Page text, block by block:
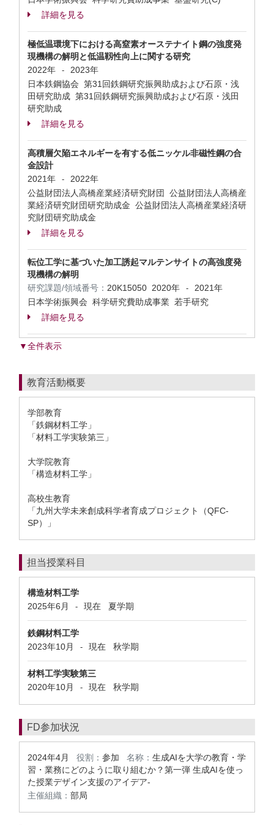
詳細を見る
極低温環境下における高窒素オーステナイト鋼の強度発
現機構の解明と低温靱性向上に関する研究
2022年
-
2023年
日本鉄鋼協会 第31回鉄鋼研究振興助成および石原・浅
田研究助成 第31回鉄鋼研究振興助成および石原・浅田
研究助成
詳細を見る
高積層欠陥エネルギーを有する低ニッケル非磁性鋼の合
金設計
2021年
-
2022年
公益財団法人高橋産業経済研究財団 公益財団法人高橋産
業経済研究財団研究助成金 公益財団法人高橋産業経済研
究財団研究助成金
詳細を見る
転位工学に基づいた加工誘起マルテンサイトの高強度発
現機構の解明
研究課題/領域番号： 20K15050 2020年 -
2021年
日本学術振興会 科学研究費助成事業 若手研究
詳細を見る
▼全件表示
教育活動概要
学部教育
「鉄鋼材料工学」
「材料工学実験第三」
大学院教育
「構造材料工学」
高校生教育
「九州大学未来創成科学者育成プロジェクト（QFC-
SP）」
担当授業科目
構造材料工学
2025年6月
- 現在 夏学期
鉄鋼材料工学
2023年10月
- 現在 秋学期
材料工学実験第三
2020年10月
- 現在 秋学期
FD参加状況
2024年4月 役割： 参加 名称： 生成AIを大学の教育・学
習・業務にどのように取り組むか？第一弾 生成AIを使っ
た授業デザイン支援のアイデア-
主催組織： 部局